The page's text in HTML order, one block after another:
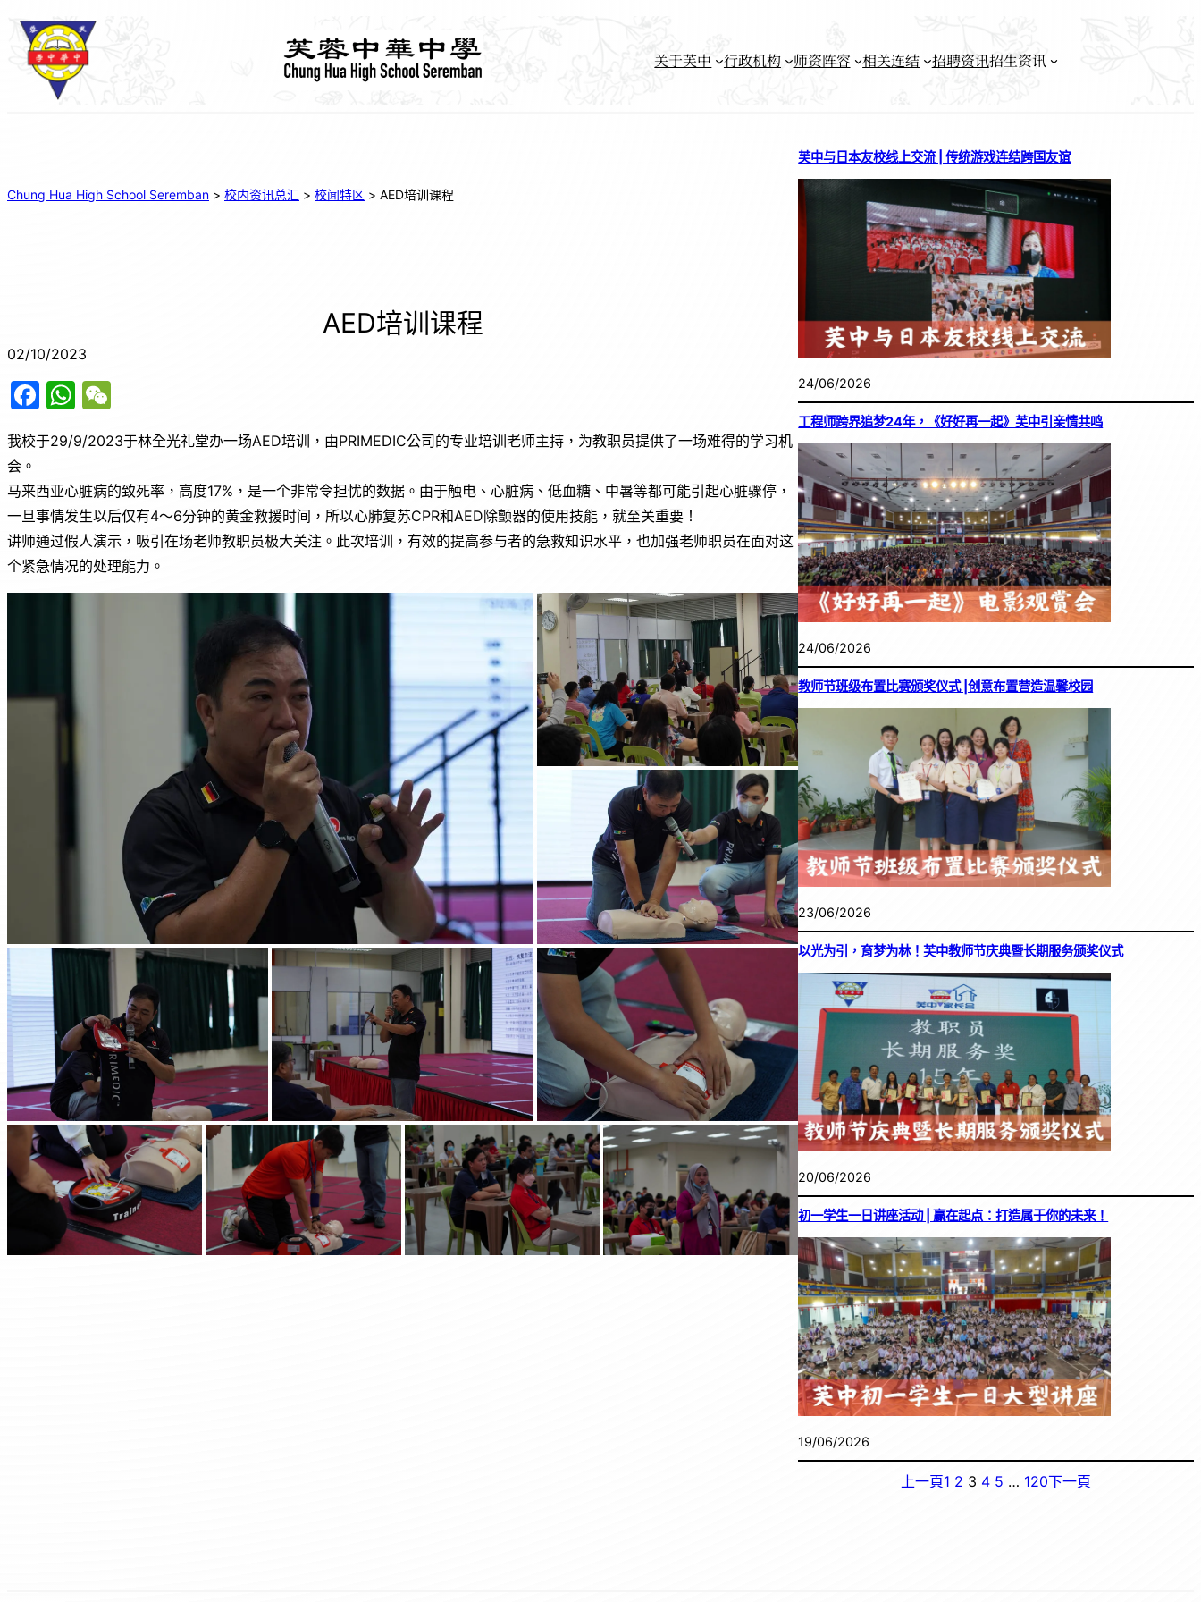
关于芙中 行政机构 师资阵容 相关连结 招聘资讯招生资讯
Chung Hua High School Seremban > 校内资讯总汇 > 校闻特区 > AED培训课程
AED培训课程
02/10/2023
F
c
e
b
o
o
k
W
at
s
A
p
p
C
h
at
我校于29/9/2023于林全光礼堂办一场AED培训，由PRIMEDIC公司的专业培训老师主持，为教职员提供了一场难得的学习机
会。
马来西亚心脏病的致死率，高度17%，是一个非常令担忧的数据。由于触电、心脏病、低血糖、中暑等都可能引起心脏骤停，
一旦事情发生以后仅有4～6分钟的黄金救援时间，所以心肺复苏CPR和AED除颤器的使用技能，就至关重要！
讲师通过假人演示，吸引在场老师教职员极大关注。此次培训，有效的提高参与者的急救知识水平，也加强老师职员在面对这
个紧急情况的处理能力。
芙中与日本友校线上交流 | 传统游戏连结跨国友谊
24/06/2026
工程师跨界追梦24年，《好好再一起》芙中引亲情共鸣
24/06/2026
教师节班级布置比赛颁奖仪式 |创意布置营造温馨校园
23/06/2026
以光为引，育梦为林！芙中教师节庆典暨长期服务颁奖仪式
20/06/2026
初一学生一日讲座活动 | 赢在起点：打造属于你的未来！
19/06/2026
上一頁1 2 3 4 5 … 120下一頁